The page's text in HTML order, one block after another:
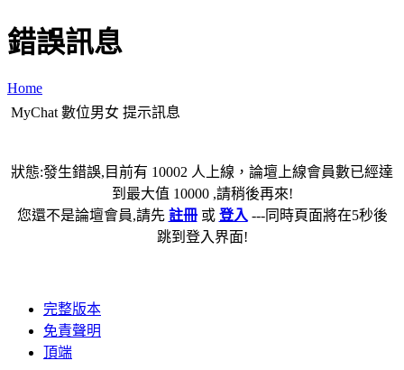
錯誤訊息
Home
MyChat 數位男女 提示訊息
狀態:發生錯誤,目前有 10002 人上線，論壇上線會員數已經達
到最大值 10000 ,請稍後再來!
您還不是論壇會員,請先 註冊或 登入 ---同時頁面將在5秒後
跳到登入界面!
完整版本
免責聲明
頂端